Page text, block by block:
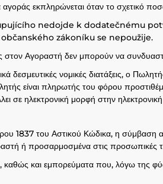
εκπληρώνεται όταν το σχετικό
nedojde k dodatečnému
zákoníku se nepoužije.
στον Αγοραστή δεν μπορούν να
δεσμευτικές νομικές διατάξεις, ο
είναι πληρωτής του φόρου
σε ηλεκτρονική μορφή στην
1837 του Αστικού Κώδικα, η
ή προσαρμοσμένα στις προσωπικές
και εμπορεύματα που, λόγω της